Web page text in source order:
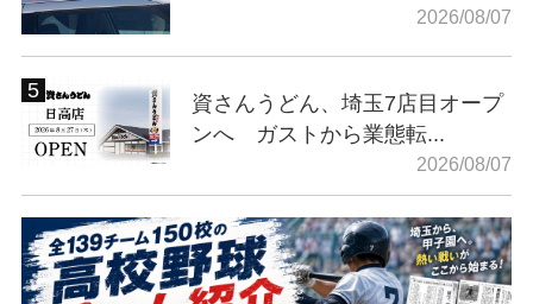
2026/08/07
資さんうどん、埼玉7店目オープ
ンへ ガストから業態転...
2026/08/07